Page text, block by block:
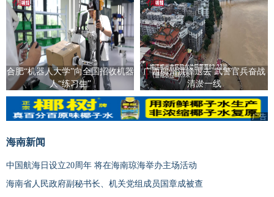
合肥“机器人大学”向全国招收机器
人“练习生”
广西柳州洪峰退去 武警官兵奋战
清淤一线
广告
广告
海南新闻
中国航海日设立20周年 将在海南琼海举办主场活动
海南省人民政府副秘书长、机关党组成员国章成被查